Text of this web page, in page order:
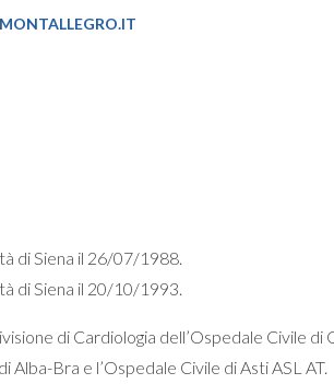
di Siena il 26/07/1988.
di Siena il 20/10/1993.
di Cardiologia dell’Ospedale Civile di
Alba-Bra e l’Ospedale Civile di Asti ASL AT.